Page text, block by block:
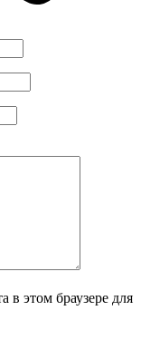
в этом браузере для